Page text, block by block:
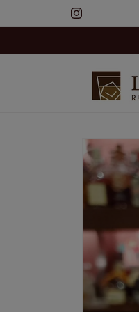
進む
Instagram
商品情
報にス
キップ